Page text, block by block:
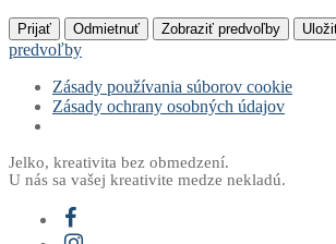
Prijať Odmietnuť Zobraziť predvoľby
predvoľby
Zásady používania súborov cookie
Zásady ochrany osobných údajov
Preskočiť
na
Menu
Zavrieť
Jelko, kreativita bez obmedzení.
U nás sa vašej kreativite medze nekladú.